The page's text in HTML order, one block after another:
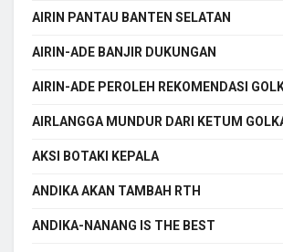
AIRIN PANTAU BANTEN SELATAN
AIRIN-ADE BANJIR DUKUNGAN
AIRIN-ADE PEROLEH REKOMENDASI
AIRLANGGA MUNDUR DARI KETUM
AKSI BOTAKI KEPALA
ANDIKA AKAN TAMBAH RTH
ANDIKA-NANANG IS THE BEST